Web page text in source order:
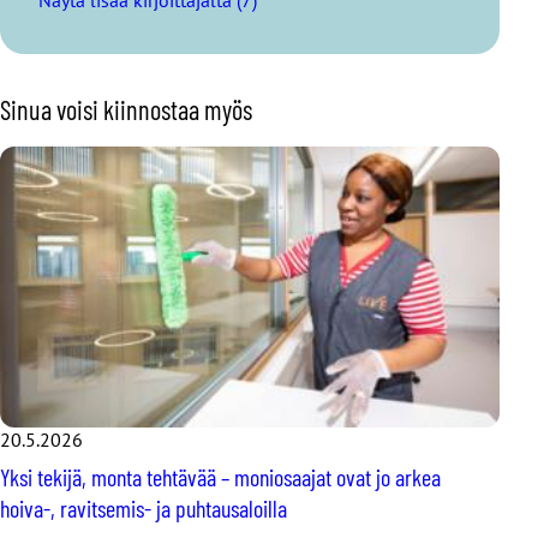
Sinua voisi kiinnostaa myös
20.5.2026
Yksi tekijä, monta tehtävää – moniosaajat ovat jo arkea
hoiva-, ravitsemis- ja puhtausaloilla